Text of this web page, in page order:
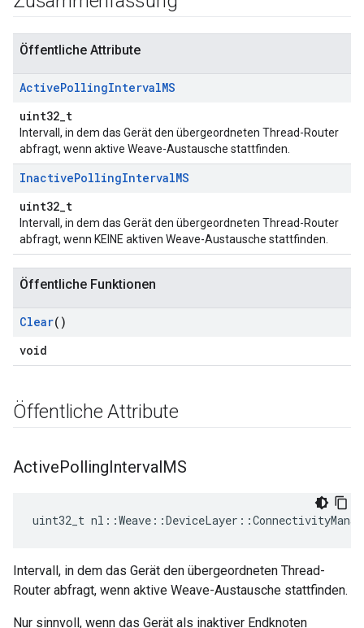
Öffentliche Attribute
ActivePollingIntervalMS
uint32_t
Intervall, in dem das Gerät den übergeordneten Thread-Router
abfragt, wenn aktive Weave-Austausche stattfinden.
InactivePollingIntervalMS
uint32_t
Intervall, in dem das Gerät den übergeordneten Thread-Router
abfragt, wenn KEINE aktiven Weave-Austausche stattfinden.
Öffentliche Funktionen
Clear()
void
Öffentliche Attribute
ActivePollingIntervalMS
uint32_t
Intervall, in dem das Gerät den übergeordneten Thread-
Router abfragt, wenn aktive Weave-Austausche stattfinden.
Nur sinnvoll, wenn das Gerät als inaktiver Endknoten